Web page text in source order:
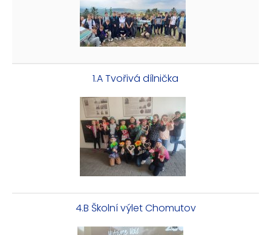
1.A Tvořivá dílnička
4.B Školní výlet Chomutov